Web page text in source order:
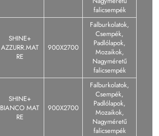
falicsempék
SHINE+
AZZURR.MAT
RE
900X2700
Falburkolatok,
Csempék,
Padlólapok,
Mozaikok,
Nagyméretű
falicsempék
SHINE+
BIANCO MAT
RE
900X2700
Falburkolatok,
Csempék,
Padlólapok,
Mozaikok,
Nagyméretű
falicsempék